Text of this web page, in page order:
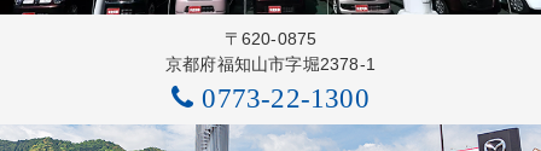
〒620-0875
京都府福知山市字堀2378-1
0773-22-1300